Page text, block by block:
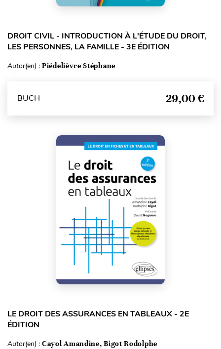
DROIT CIVIL - INTRODUCTION À L'ÉTUDE DU DROIT,
LES PERSONNES, LA FAMILLE - 3E ÉDITION
Autor(en) : Piédelièvre Stéphane
BUCH 29,00 €
LE DROIT DES ASSURANCES EN TABLEAUX - 2E
ÉDITION
Autor(en) : Cayol Amandine, Bigot Rodolphe